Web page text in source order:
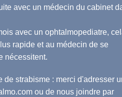
avec un médecin du cabinet
avec un ophtalmopediatre,
rapide et au médecin de se
nécessitent.
strabisme : merci d'adresser
ou de nous joindre par